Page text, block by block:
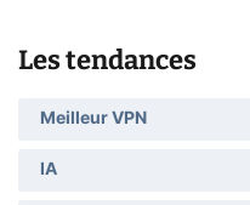
Les tendances
Meilleur VPN
IA